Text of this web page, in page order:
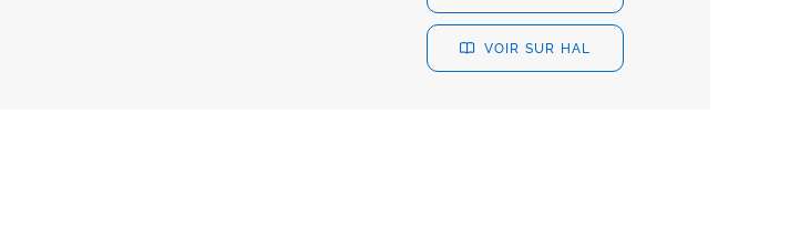
VOIR SUR HAL